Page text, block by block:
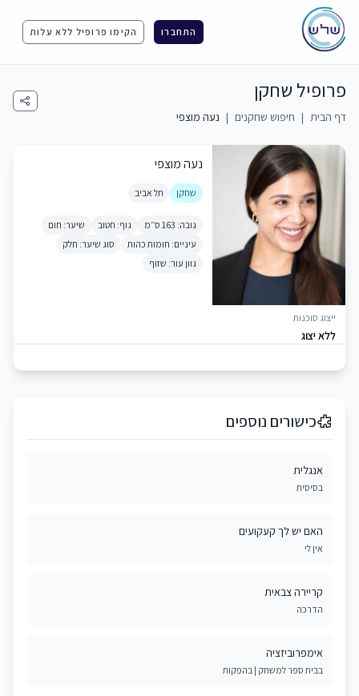
התחברו הקימו פרופיל ללא עלות
פרופיל שחקן
דף הבית | חיפוש שחקנים | נעה מוצפי
ייצוג סוכנות
ללא יצוג
נעה מוצפי
שחקן תל אביב
גובה: 163 ס״מ גוף: חטוב
שיער: חום
עיניים: חומות כהות
סוג שיער: חלק
גוון עור: שזוף
כישורים נוספים
אנגלית
בסיסית
האם יש לך קעקועים
אין לי
קריירה צבאית
הדרכה
אימפרוביזציה
בבית ספר למשחק | בהפקות